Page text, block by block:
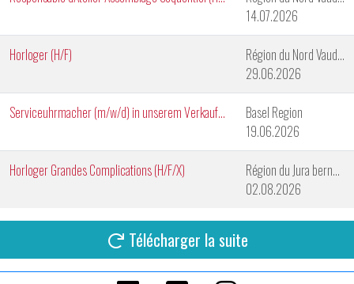
14.07.2026
Horloger (H/F)
Région du Nord Vaudois
29.06.2026
Serviceuhrmacher (m/w/d) in unserem Verkaufsgeschäft in Basel
Basel Region
19.06.2026
Horloger Grandes Complications (H/F/X)
Région du Jura bernois
02.08.2026
Télécharger la suite